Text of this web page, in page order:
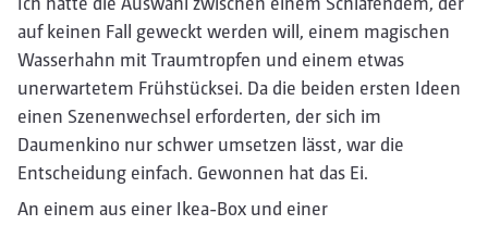
auf keinen Fall geweckt werden will, einem magischen
Wasserhahn mit Traumtropfen und einem etwas
unerwartetem Frühstücksei. Da die beiden ersten Ideen
einen Szenenwechsel erforderten, der sich im
Daumenkino nur schwer umsetzen lässt, war die
Entscheidung einfach. Gewonnen hat das Ei.
An einem aus einer Ikea-Box und einer